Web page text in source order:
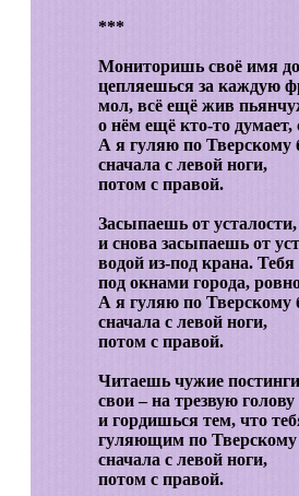
***
Мониторишь своё имя до
цепляешься за каждую
мол, всё ещё жив
о нём ещё кто-то думает,
А я гуляю по Тверскому
сначала с левой ноги,
потом с правой.
Засыпаешь от
и снова засыпаешь от
водой из-под крана.
под окнами города,
А я гуляю по Тверскому
сначала с левой ноги,
потом с правой.
Читаешь чужие
свои – на трезвую
и гордишься тем, что
гуляющим по Тверскому
сначала с левой ноги,
потом с правой.